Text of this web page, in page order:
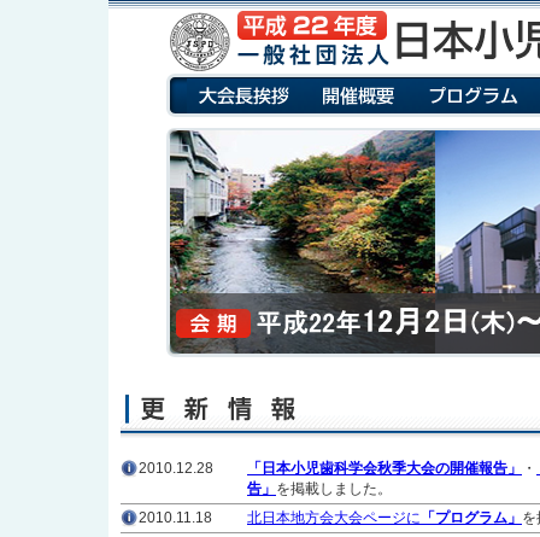
2010.12.28 「日本小児歯科学会秋季大会の開催報告」 ・
告」 を掲載しました。
2010.11.18
北日本地方会大会ページに 「プログラム」 を